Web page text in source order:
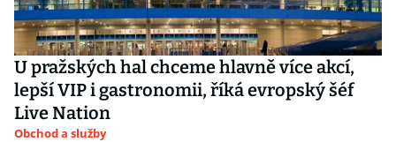
U pražských hal chceme hlavně více akcí,
lepší VIP i gastronomii, říká evropský šéf
Live Nation
Obchod a služby